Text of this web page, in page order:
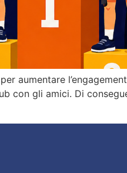
aumentare
con gli amici. Di